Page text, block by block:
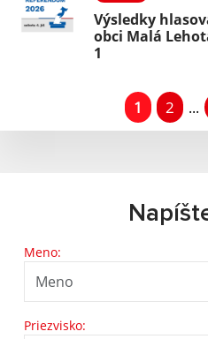
Výsledky
obci Malá
1
1 2 ...
Meno:
Priezvisko: